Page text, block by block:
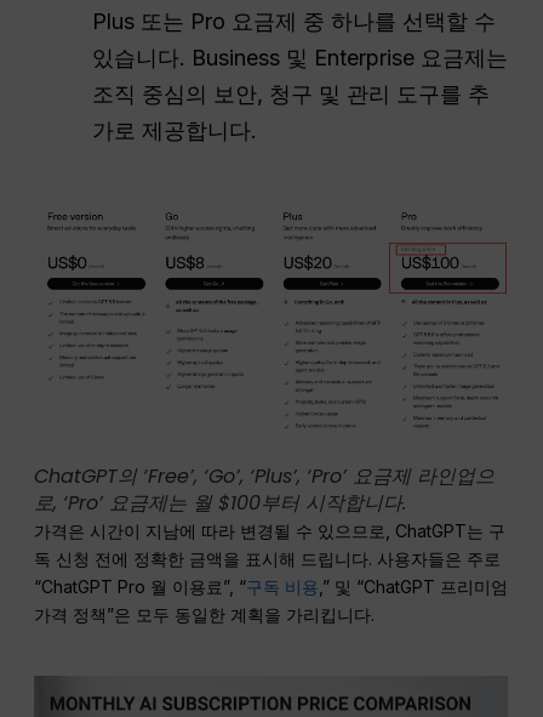
Plus 또는 Pro 요금제 중 하나를 선택할 수
있습니다. Business 및 Enterprise 요금제는
조직 중심의 보안, 청구 및 관리 도구를 추
가로 제공합니다.
ChatGPT의 ‘Free’, ‘Go’, ‘Plus’, ‘Pro’ 요금제 라인업으
로, ‘Pro’ 요금제는 월 $100부터 시작합니다.
가격은 시간이 지남에 따라 변경될 수 있으므로, ChatGPT는 구
독 신청 전에 정확한 금액을 표시해 드립니다. 사용자들은 주로
“ChatGPT Pro 월 이용료”, “구독 비용 ,” 및 “ChatGPT 프리미엄
가격 정책”은 모두 동일한 계획을 가리킵니다.